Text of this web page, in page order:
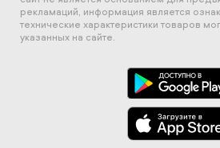
рекламаций, информация является
технические характеристики товаров
указанных на сайте.